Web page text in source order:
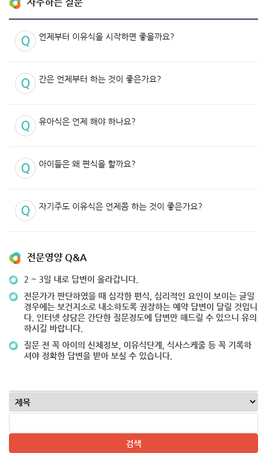
언제부터 이유식을 시작하면 좋을까요?
간은 언제부터 하는 것이 좋은가요?
유아식은 언제 해야 하나요?
아이들은 왜 편식을 할까요?
자기주도 이유식은 언제쯤 하는 것이 좋은가요?
전문영양 Q&A
2 ~ 3일 내로 답변이 올라갑니다.
전문가가 판단하였을 때 심각한 편식, 심리적인 요인이 보이는 글일
경우에는 보건지소로 내소하도록 권장하는 예약 답변이 달릴 것입니
다. 인터넷 상담은 간단한 질문정도에 답변만 해드릴 수 있으니 유의
하시길 바랍니다.
질문 전 꼭 아이의 신체정보, 이유식단계, 식사스케줄 등 꼭 기록하
셔야 정확한 답변을 받아 보실 수 있습니다.